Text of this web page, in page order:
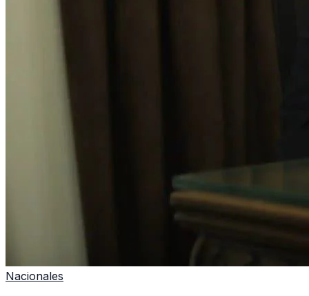
Nacionales